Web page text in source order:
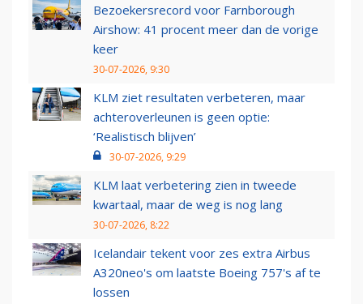
Bezoekersrecord voor Farnborough
Airshow: 41 procent meer dan de vorige
keer
30-07-2026, 9:30
KLM ziet resultaten verbeteren, maar
achteroverleunen is geen optie:
‘Realistisch blijven’
30-07-2026, 9:29
KLM laat verbetering zien in tweede
kwartaal, maar de weg is nog lang
30-07-2026, 8:22
Icelandair tekent voor zes extra Airbus
A320neo's om laatste Boeing 757's af te
lossen